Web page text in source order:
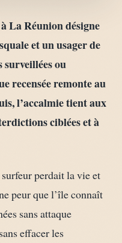
La Réunion désigne
et un usager de
surveillées ou
recensée remonte au
l’accalmie tient aux
ciblées et à
perdait la vie et
peur que l’île connaît
sans attaque
effacer les